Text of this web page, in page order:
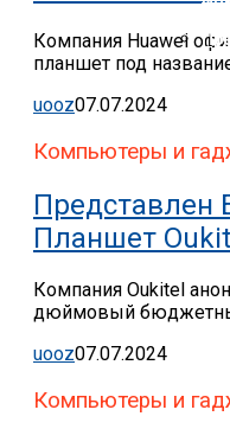
Компания Huawei
планшет под
uooz07.07.2024
Компьютеры и
Планшет
Компания Oukitel
дюймовый
uooz07.07.2024
Компьютеры и